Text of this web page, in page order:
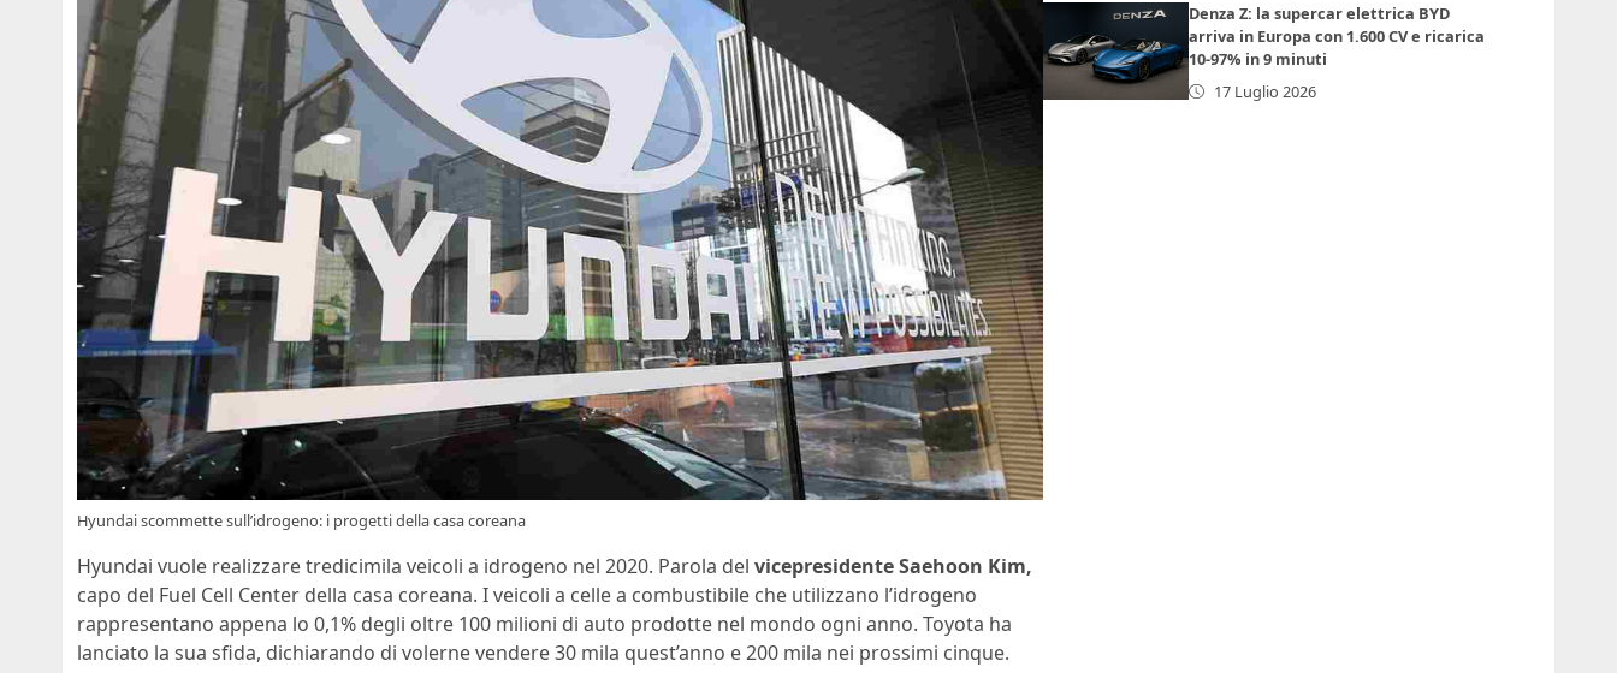
Hyundai scommette sull’idrogeno: i progetti della casa coreana
Hyundai vuole realizzare tredicimila veicoli a idrogeno nel 2020. Parola del vicepresidente Saehoon Kim,
capo del Fuel Cell Center della casa coreana. I veicoli a celle a combustibile che utilizzano l’idrogeno
rappresentano appena lo 0,1% degli oltre 100 milioni di auto prodotte nel mondo ogni anno. Toyota ha
lanciato la sua sfida, dichiarando di volerne vendere 30 mila quest’anno e 200 mila nei prossimi cinque.
Denza Z: la supercar elettrica BYD
arriva in Europa con 1.600 CV e ricarica
10-97% in 9 minuti
17 Luglio 2026